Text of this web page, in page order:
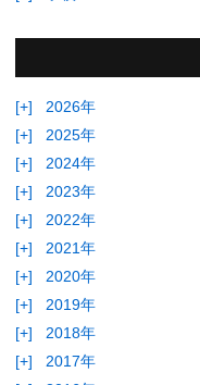
[+]
2026年
[+]
2025年
[+]
2024年
[+]
2023年
[+]
2022年
[+]
2021年
[+]
2020年
[+]
2019年
[+]
2018年
[+]
2017年